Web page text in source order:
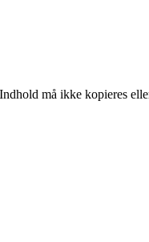
må ikke kopieres